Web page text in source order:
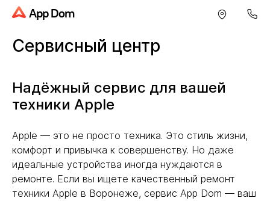
App Dom
Сервисный центр
Надёжный сервис для вашей
техники Apple
Apple — это не просто техника. Это стиль жизни,
комфорт и привычка к совершенству. Но даже
идеальные устройства иногда нуждаются в
ремонте. Если вы ищете качественный ремонт
техники Apple в Воронеже, сервис App Dom — ваш